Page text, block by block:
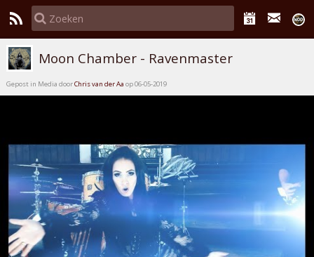
Moon Chamber - Ravenmaster
Gepost in Media doorChris van der Aa op 06-05-2019